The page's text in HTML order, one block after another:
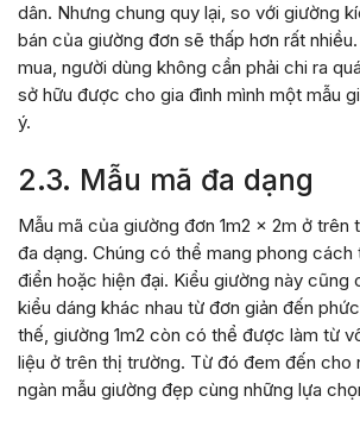
dân. Nhưng chung quy lại, so với giường
bán của giường đơn sẽ thấp hơn rất
mua, người dùng không cần phải chi ra
sở hữu được cho gia đình mình một mẫu
ý.
2.3. Mẫu mã đa dạng
Mẫu mã của giường đơn 1m2 x 2m ở trên
đa dạng. Chúng có thể mang phong cách
điển hoặc hiện đại. Kiểu giường này cũng
kiểu dáng khác nhau từ đơn giản đến
thế, giường 1m2 còn có thể được làm từ
liệu ở trên thị trường. Từ đó đem đến cho
ngàn mẫu giường đẹp cùng những lựa